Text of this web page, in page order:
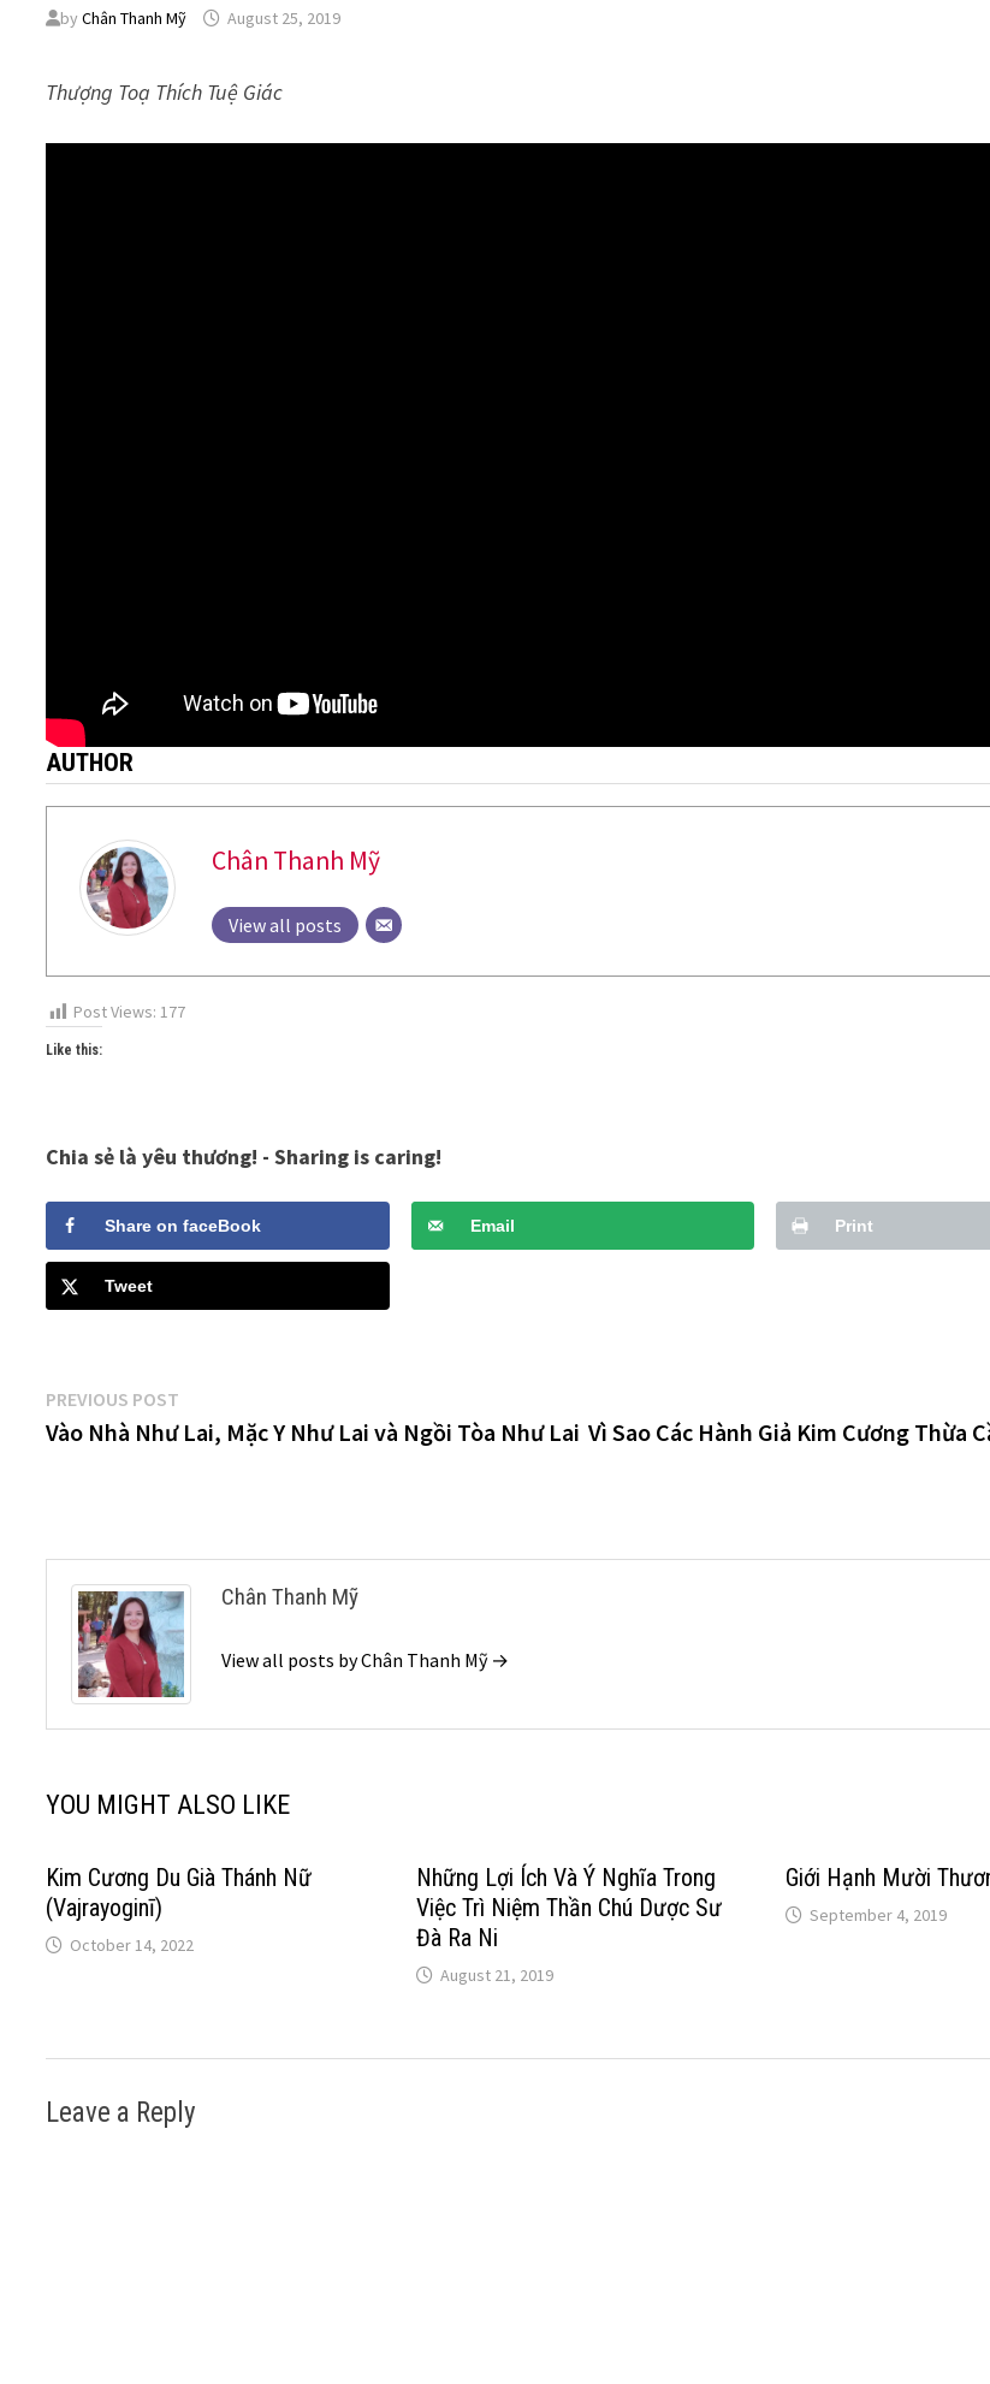
byChân Thanh Mỹ August 25, 2019
Thượng Toạ Thích Tuệ Giác
AUTHOR
Chân Thanh Mỹ
View all posts
Post Views: 177
Like this:
Chia sẻ là yêu thương! - Sharing is caring!
Share on faceBook Email Print
Tweet
Post
navigation
PREVIOUS POST
post:
Vào Nhà Như Lai, Mặc Y Như Lai và Ngồi Tòa Như Lai Vì Sao Các Hành Giả Kim Cương Thừa
Chân Thanh Mỹ
View all posts by Chân Thanh Mỹ →
YOU MIGHT ALSO LIKE
Kim Cương Du Già Thánh Nữ
(Vajrayoginī)
October 14, 2022
Những Lợi Ích Và Ý Nghĩa Trong
Việc Trì Niệm Thần Chú Dược Sư
Đà Ra Ni
August 21, 2019
Giới Hạnh Mười
September 4, 2019
Leave a Reply